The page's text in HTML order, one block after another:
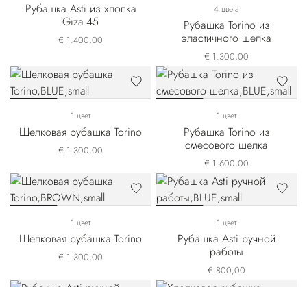
Рубашка Asti из хлопка
Giza 45
€ 1.400,00
4 цвета
Рубашка Torino из
эластичного шелка
€ 1.300,00
1 цвет
Шелковая рубашка Torino
€ 1.300,00
1 цвет
Рубашка Torino из
смесового шелка
€ 1.600,00
1 цвет
Шелковая рубашка Torino
€ 1.300,00
1 цвет
Рубашка Asti ручной
работы
€ 800,00